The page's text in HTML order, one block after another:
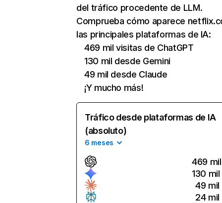
del tráfico procedente de LLM.
Comprueba cómo aparece
las principales plataformas de IA:
469 mil visitas de ChatGPT
130 mil desde Gemini
49 mil desde Claude
¡Y mucho más!
Tráfico desde plataformas de IA
(absoluto)
6 meses
469 mil
130 mil
49 mil
24 mil